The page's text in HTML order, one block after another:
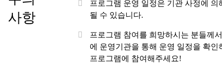
사항
프로그램 운영 일정은 기관 사정에 의
될 수 있습니다.
프로그램 참여를 희망하시는 분들께
에 운영기관을 통해 운영 일정을 확인
프로그램에 참여해주세요!